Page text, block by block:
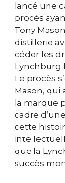
lancé une
procès
Tony
distillerie
céder les
Lynchburg
Le procès
Mason, qui
la marque
cadre
cette
que la
succès